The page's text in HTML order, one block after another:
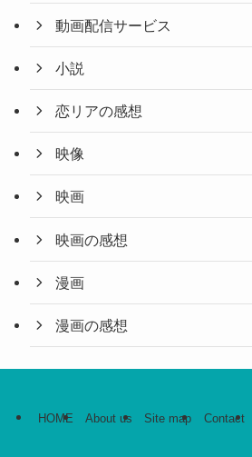
動画配信サービス
小説
恋リアの感想
映像
映画
映画の感想
漫画
漫画の感想
HOME About us Site map Contact